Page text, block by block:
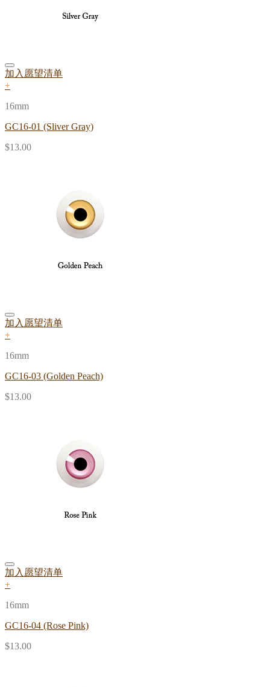
加入愿望清单
+
16mm
GC16-01 (Sliver Gray)
$13.00
加入愿望清单
+
16mm
GC16-03 (Golden Peach)
$13.00
加入愿望清单
+
16mm
GC16-04 (Rose Pink)
$13.00